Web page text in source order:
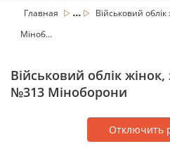
Главная ...
Військовий
Міноб...
Військовий облік
№313 Міноборони
Отключить